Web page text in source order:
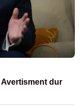
dur